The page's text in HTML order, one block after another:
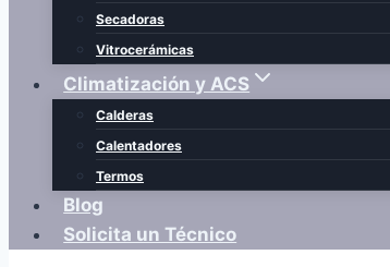
Secadoras
Vitrocerámicas
Climatización y ACS
Calderas
Calentadores
Termos
Blog
Solicita un Técnico